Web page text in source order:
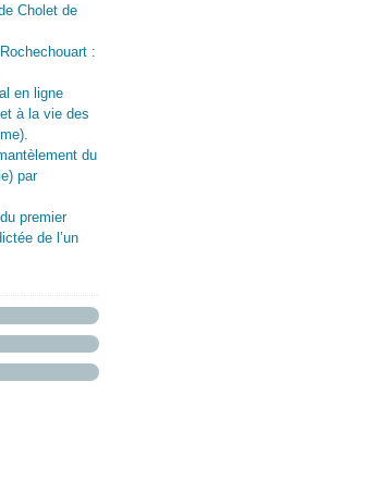
Cholet de
:
en ligne
à la vie des
du
par
premier
de l’un